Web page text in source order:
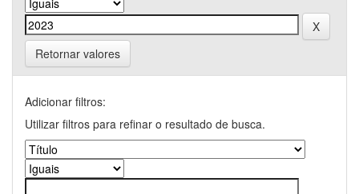
Retornar valores
Adicionar filtros:
Utilizar filtros para refinar o resultado de busca.